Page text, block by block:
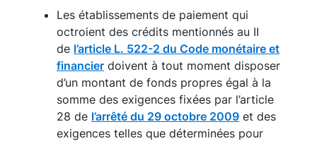
Les établissements de paiement qui
octroient des crédits mentionnés au II
de l’article L. 522-2 du Code monétaire et
financier doivent à tout moment disposer
d’un montant de fonds propres égal à la
somme des exigences fixées par l’article
28 de l’arrêté du 29 octobre 2009 et des
exigences telles que déterminées pour